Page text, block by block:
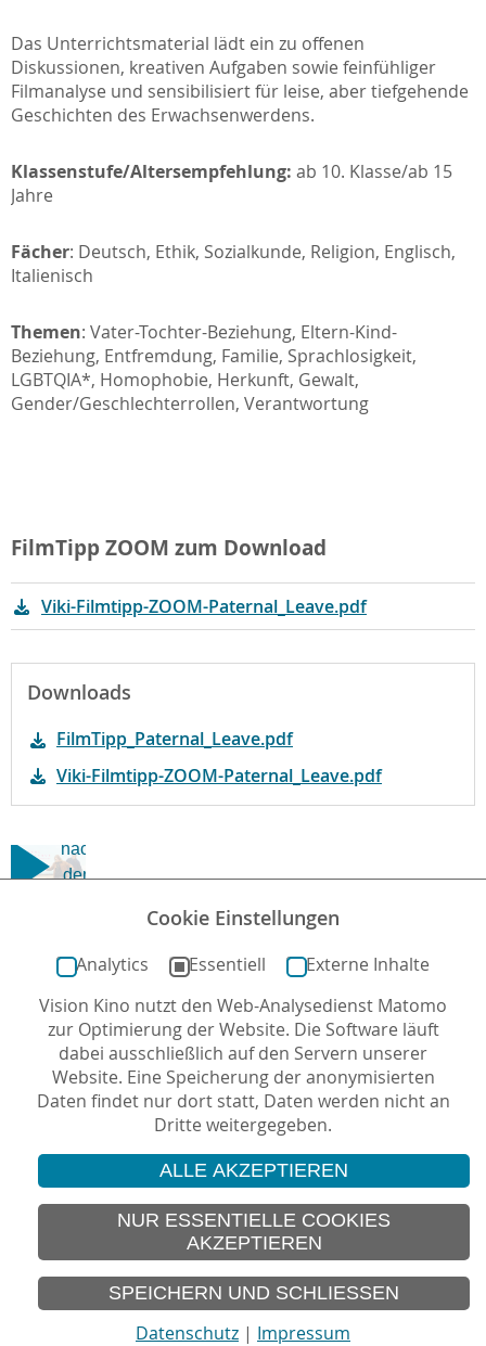
Das Unterrichtsmaterial lädt ein zu offenen
Diskussionen, kreativen Aufgaben sowie feinfühliger
Filmanalyse und sensibilisiert für leise, aber tiefgehende
Geschichten des Erwachsenwerdens.
Klassenstufe/Altersempfehlung: ab 10. Klasse/ab 15
Jahre
Fächer: Deutsch, Ethik, Sozialkunde, Religion, Englisch,
Italienisch
Themen: Vater-Tochter-Beziehung, Eltern-Kind-
Beziehung, Entfremdung, Familie, Sprachlosigkeit,
LGBTQIA*, Homophobie, Herkunft, Gewalt,
Gender/Geschlechterrollen, Verantwortung
FilmTipp ZOOM zum Download
Viki-Filmtipp-ZOOM-Paternal_Leave.pdf
Downloads
FilmTipp_Paternal_Leave.pdf
Viki-Filmtipp-ZOOM-Paternal_Leave.pdf
Der
Schutz
Daten
ist uns
nach
dem
Daten
von
Dritt-
Anbieter-
Servern
geladen.
MEER |
Trailer
© 2026 Vision Kino
IMPRESSUM
SITEMAP
DATENSCHUTZ
Cookie Einstellungen
Analytics Essentiell
Externe Inhalte
Vision Kino nutzt den Web-Analysedienst Matomo
zur Optimierung der Website. Die Software läuft
dabei ausschließlich auf den Servern unserer
Website. Eine Speicherung der anonymisierten
Daten findet nur dort statt, Daten werden nicht an
Dritte weitergegeben.
ALLE AKZEPTIEREN
NUR ESSENTIELLE COOKIES
AKZEPTIEREN
SPEICHERN UND SCHLIESSEN
Datenschutz | Impressum